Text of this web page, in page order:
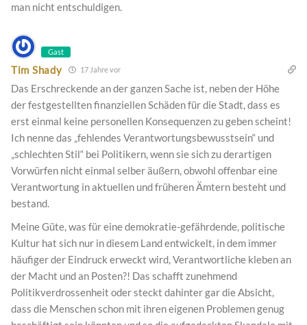
man nicht entschuldigen.
Gast
Tim Shady 17 Jahre vor
Das Erschreckende an der ganzen Sache ist, neben der Höhe
der festgestellten finanziellen Schäden für die Stadt, dass es
erst einmal keine personellen Konsequenzen zu geben scheint!
Ich nenne das „fehlendes Verantwortungsbewusstsein“ und
„schlechten Stil“ bei Politikern, wenn sie sich zu derartigen
Vorwürfen nicht einmal selber äußern, obwohl offenbar eine
Verantwortung in aktuellen und früheren Ämtern besteht und
bestand.
Meine Güte, was für eine demokratie-gefährdende, politische
Kultur hat sich nur in diesem Land entwickelt, in dem immer
häufiger der Eindruck erweckt wird, Verantwortliche kleben an
der Macht und an Posten?! Das schafft zunehmend
Politikverdrossenheit oder steckt dahinter gar die Absicht,
dass die Menschen schon mit ihren eigenen Problemen genug